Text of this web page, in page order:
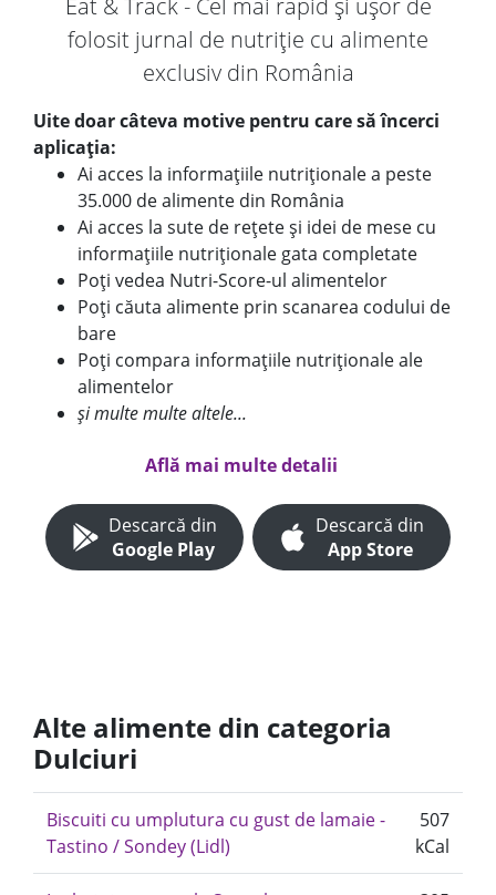
Eat & Track - Cel mai rapid și ușor de
folosit jurnal de nutriție cu alimente
exclusiv din România
Uite doar câteva motive pentru care să încerci
aplicația:
Ai acces la informațiile nutriționale a peste
35.000 de alimente din România
Ai acces la sute de rețete și idei de mese cu
informațiile nutriționale gata completate
Poți vedea Nutri-Score-ul alimentelor
Poți căuta alimente prin scanarea codului de
bare
Poți compara informațiile nutriționale ale
alimentelor
și multe multe altele...
Află mai multe detalii
Descarcă din
Google Play
Descarcă din
App Store
Alte alimente din categoria
Dulciuri
Biscuiti cu umplutura cu gust de lamaie -
Tastino / Sondey (Lidl)
507
kCal